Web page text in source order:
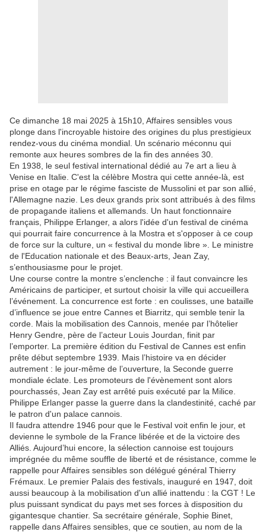
Ce dimanche 18 mai 2025 à 15h10, Affaires sensibles vous
plonge dans l'incroyable histoire des origines du plus prestigieux
rendez-vous du cinéma mondial. Un scénario méconnu qui
remonte aux heures sombres de la fin des années 30.
En 1938, le seul festival international dédié au 7e art a lieu à
Venise en Italie. C'est la célèbre Mostra qui cette année-là, est
prise en otage par le régime fasciste de Mussolini et par son allié,
l'Allemagne nazie. Les deux grands prix sont attribués à des films
de propagande italiens et allemands. Un haut fonctionnaire
français, Philippe Erlanger, a alors l'idée d'un festival de cinéma
qui pourrait faire concurrence à la Mostra et s'opposer à ce coup
de force sur la culture, un « festival du monde libre ». Le ministre
de l'Education nationale et des Beaux-arts, Jean Zay,
s’enthousiasme pour le projet.
Une course contre la montre s’enclenche : il faut convaincre les
Américains de participer, et surtout choisir la ville qui accueillera
l’événement. La concurrence est forte : en coulisses, une bataille
d’influence se joue entre Cannes et Biarritz, qui semble tenir la
corde. Mais la mobilisation des Cannois, menée par l’hôtelier
Henry Gendre, père de l’acteur Louis Jourdan, finit par
l’emporter. La première édition du Festival de Cannes est enfin
prête début septembre 1939. Mais l’histoire va en décider
autrement : le jour-même de l’ouverture, la Seconde guerre
mondiale éclate. Les promoteurs de l'évènement sont alors
pourchassés, Jean Zay est arrêté puis exécuté par la Milice.
Philippe Erlanger passe la guerre dans la clandestinité, caché par
le patron d'un palace cannois.
Il faudra attendre 1946 pour que le Festival voit enfin le jour, et
devienne le symbole de la France libérée et de la victoire des
Alliés. Aujourd’hui encore, la sélection cannoise est toujours
imprégnée du même souffle de liberté et de résistance, comme le
rappelle pour Affaires sensibles son délégué général Thierry
Frémaux. Le premier Palais des festivals, inauguré en 1947, doit
aussi beaucoup à la mobilisation d'un allié inattendu : la CGT ! Le
plus puissant syndicat du pays met ses forces à disposition du
gigantesque chantier. Sa secrétaire générale, Sophie Binet,
rappelle dans Affaires sensibles, que ce soutien, au nom de la